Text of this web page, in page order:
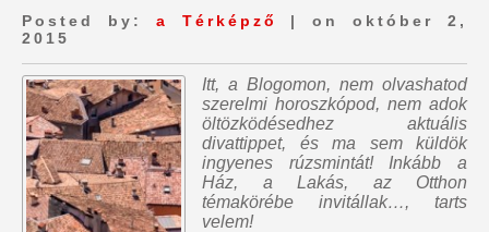
Posted by: a Térképző
| on október 2,
2015
Itt, a Blogomon, nem olvashatod
szerelmi horoszkópod, nem adok
öltözködésedhez aktuális
divattippet, és ma sem küldök
ingyenes rúzsmintát! Inkább a
Ház, a Lakás, az Otthon
témakörébe invitállak…, tarts
velem!